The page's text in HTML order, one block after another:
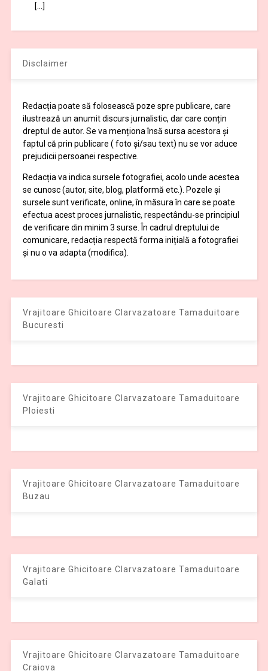
[…]
Disclaimer
Redacția poate să folosească poze spre publicare, care
ilustrează un anumit discurs jurnalistic, dar care conțin
dreptul de autor. Se va menționa însă sursa acestora și
faptul că prin publicare ( foto și/sau text) nu se vor aduce
prejudicii persoanei respective.
Redacția va indica sursele fotografiei, acolo unde acestea
se cunosc (autor, site, blog, platformă etc.). Pozele și
sursele sunt verificate, online, în măsura în care se poate
efectua acest proces jurnalistic, respectându-se principiul
de verificare din minim 3 surse. În cadrul dreptului de
comunicare, redacția respectă forma inițială a fotografiei
și nu o va adapta (modifica).
Vrajitoare Ghicitoare Clarvazatoare Tamaduitoare
Bucuresti
Vrajitoare Ghicitoare Clarvazatoare Tamaduitoare
Ploiesti
Vrajitoare Ghicitoare Clarvazatoare Tamaduitoare
Buzau
Vrajitoare Ghicitoare Clarvazatoare Tamaduitoare
Galati
Vrajitoare Ghicitoare Clarvazatoare Tamaduitoare
Craiova